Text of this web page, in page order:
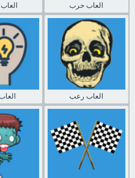
العاب حرب
العاب رعب